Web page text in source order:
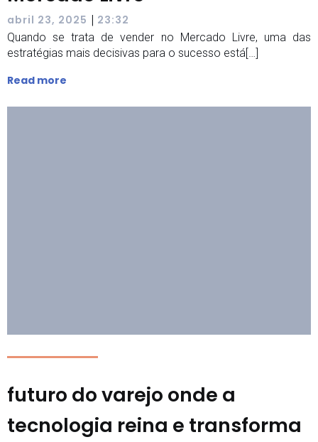
abril 23, 2025 | 23:32
Quando se trata de vender no Mercado Livre, uma das
estratégias mais decisivas para o sucesso está[…]
Read more
futuro do varejo onde a
tecnologia reina e transforma